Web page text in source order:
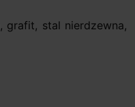
grafit, stal nierdzewna,